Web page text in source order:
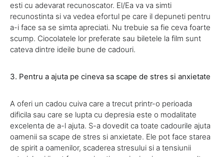
esti cu adevarat recunoscator. El/Ea va va simti
recunostinta si va vedea efortul pe care il depuneti pentru
a-i face sa se simta apreciati. Nu trebuie sa fie ceva foarte
scump. Ciocolatele lor preferate sau biletele la film sunt
cateva dintre ideile bune de cadouri.
3. Pentru a ajuta pe cineva sa scape de stres si anxietate
A oferi un cadou cuiva care a trecut printr-o perioada
dificila sau care se lupta cu depresia este o modalitate
excelenta de a-l ajuta. S-a dovedit ca toate cadourile ajuta
oamenii sa scape de stres si anxietate. Ele pot face starea
de spirit a oamenilor, scaderea stresului si a tensiunii